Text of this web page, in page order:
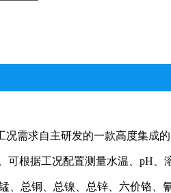
需求自主研发的一款高度集成
根据工况配置测量水温、 pH
、总铜、总镍、总锌、六价铬、